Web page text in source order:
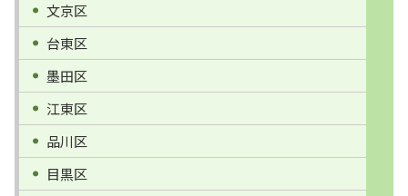
文京区
台東区
墨田区
江東区
品川区
目黒区